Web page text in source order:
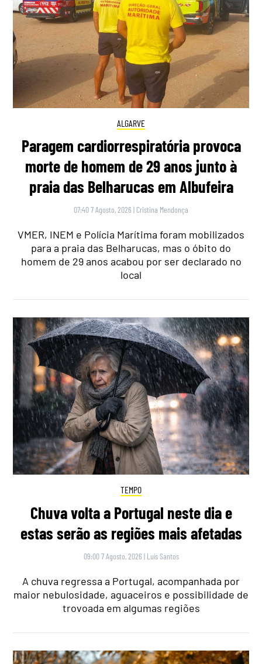
ALGARVE
Paragem cardiorrespiratória provoca
morte de homem de 29 anos junto à
praia das Belharucas em Albufeira
07:40 7 Agosto, 2026 | Cristina Mendonça
VMER, INEM e Polícia Marítima foram mobilizados
para a praia das Belharucas, mas o óbito do
homem de 29 anos acabou por ser declarado no
local
TEMPO
Chuva volta a Portugal neste dia e
estas serão as regiões mais afetadas
09:00 7 Agosto, 2026 | Luís Santos
A chuva regressa a Portugal, acompanhada por
maior nebulosidade, aguaceiros e possibilidade de
trovoada em algumas regiões